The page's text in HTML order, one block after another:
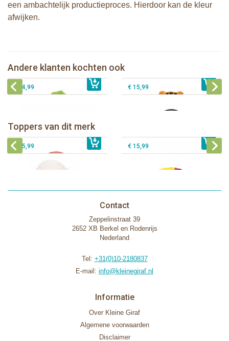
een ambachtelijk productieproces. Hierdoor kan de kleur
afwijken.
Andere klanten kochten ook
€ 14,99
Lanco - Sensory Bijtspeeltje Vos
€ 14,99 € 15,99
Toppers van dit merk
€ 15,99
Lanco - Sensory Bijtspeeltje Vos
Lanco - Sensory Bijtspeeltje
Lammetje
€ 15,99 € 15,99
Contact
Zeppelinstraat 39
2652 XB Berkel en Rodenrijs
Nederland
Tel: +31(0)10-2180837
E-mail: info@kleinegiraf.nl
Informatie
Over Kleine Giraf
Algemene voorwaarden
Disclaimer